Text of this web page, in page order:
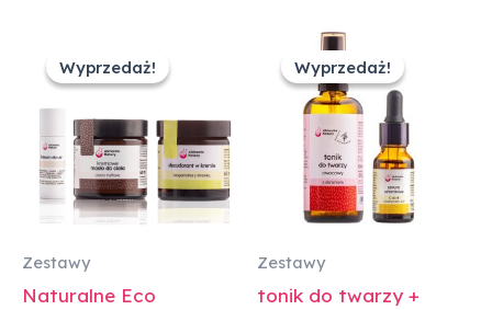
Wyprzedaż!
Wyprzedaż!
Zestawy
Naturalne Eco
Wyprzedaż!
Wyprzedaż!
Zestawy
tonik do twarzy +
Pierwotna
cena
wynosiła:
110,00 zł.
wynosi:
99,00 zł.